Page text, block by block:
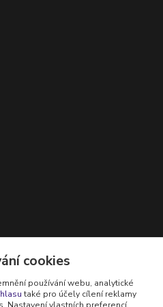
cookies
používání webu, analytické
také pro účely cílení reklamy